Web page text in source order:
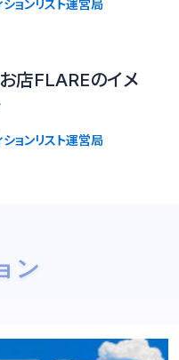
ションリスト運営局
店FLAREのイメ
ションリスト運営局
ン